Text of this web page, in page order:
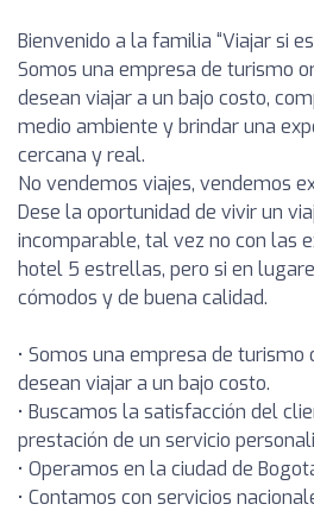
Bienvenido a la familia “Viajar si
Somos una empresa de turismo
desean viajar a un bajo costo,
medio ambiente y brindar una
cercana y real.
No vendemos viajes, vendemos
Dese la oportunidad de vivir un
incomparable, tal vez no con las
hotel 5 estrellas, pero si en
cómodos y de buena calidad.
• Somos una empresa de turismo
desean viajar a un bajo costo.
• Buscamos la satisfacción del
prestación de un servicio
• Operamos en la ciudad de
• Contamos con servicios